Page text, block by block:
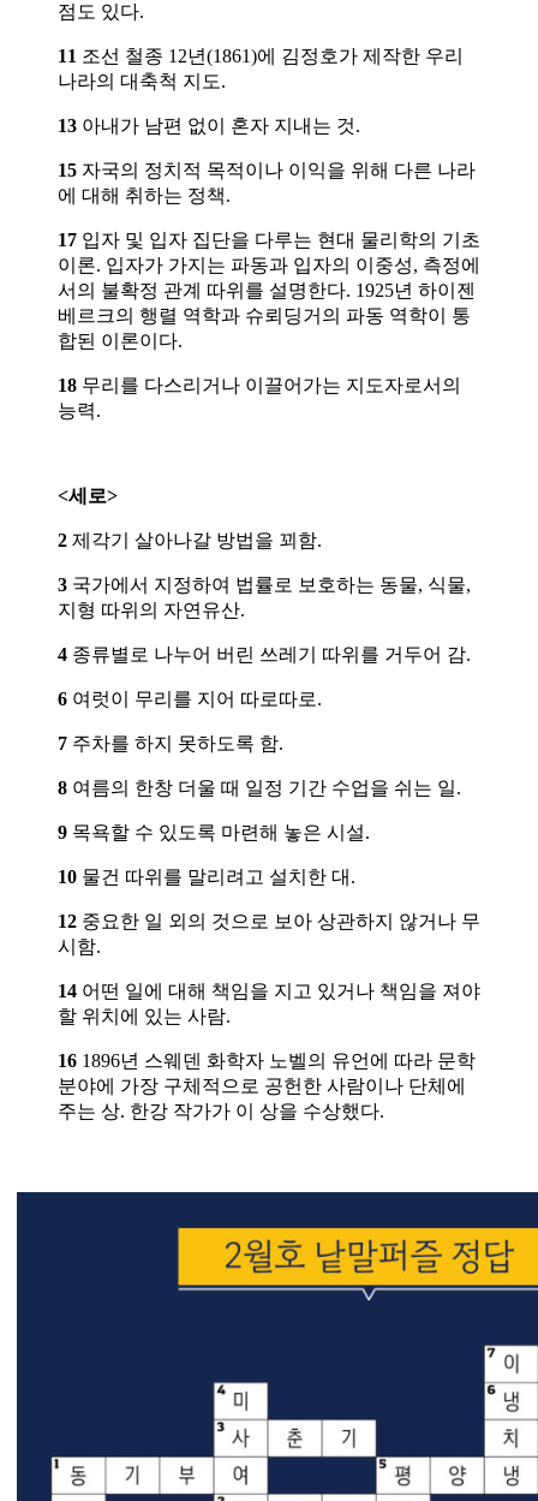
점도 있다.
11 조선 철종 12년(1861)에 김정호가 제작한 우리
나라의 대축척 지도.
13 아내가 남편 없이 혼자 지내는 것.
15 자국의 정치적 목적이나 이익을 위해 다른 나라
에 대해 취하는 정책.
17 입자 및 입자 집단을 다루는 현대 물리학의 기초
이론. 입자가 가지는 파동과 입자의 이중성, 측정에
서의 불확정 관계 따위를 설명한다. 1925년 하이젠
베르크의 행렬 역학과 슈뢰딩거의 파동 역학이 통
합된 이론이다.
18 무리를 다스리거나 이끌어가는 지도자로서의
능력.
<세로>
2 제각기 살아나갈 방법을 꾀함.
3 국가에서 지정하여 법률로 보호하는 동물, 식물,
지형 따위의 자연유산.
4 종류별로 나누어 버린 쓰레기 따위를 거두어 감.
6 여럿이 무리를 지어 따로따로.
7 주차를 하지 못하도록 함.
8 여름의 한창 더울 때 일정 기간 수업을 쉬는 일.
9 목욕할 수 있도록 마련해 놓은 시설.
10 물건 따위를 말리려고 설치한 대.
12 중요한 일 외의 것으로 보아 상관하지 않거나 무
시함.
14 어떤 일에 대해 책임을 지고 있거나 책임을 져야
할 위치에 있는 사람.
16 1896년 스웨덴 화학자 노벨의 유언에 따라 문학
분야에 가장 구체적으로 공헌한 사람이나 단체에
주는 상. 한강 작가가 이 상을 수상했다.